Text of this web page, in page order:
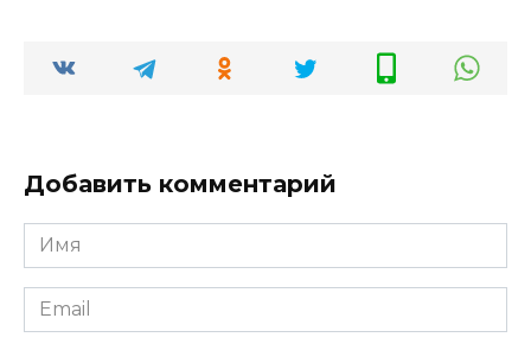
Добавить комментарий
Имя
Email